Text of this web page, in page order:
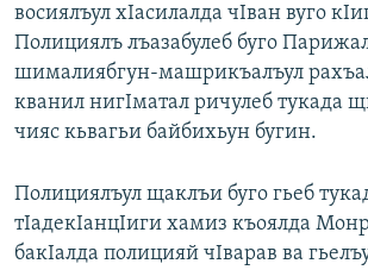
поиску
СЕВЕР.РЕАЛИИ
СИБИРЬ.РЕАЛИИ
РАСПИСАНИЕ ВЕЩАНИЯ
СОЦИАЛЬНЫЕ СЕТИ
восиялъул хIасилалда чIван вуго
Полициялъ лъазабулеб буго
шималиябгун-машрикъалъул
кванил нигIматал ричулеб тукада
чияс кьвагьи байбихьун бугин.
Полициялъул щаклъи буго гьеб
тIадекIанцIиги хамиз къоялда
бакIалда полицияй чIварав ва